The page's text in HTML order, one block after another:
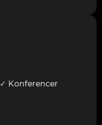
✓ Konferencer